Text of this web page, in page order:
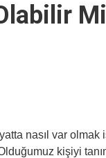
nasıl var olmak
kişiyi